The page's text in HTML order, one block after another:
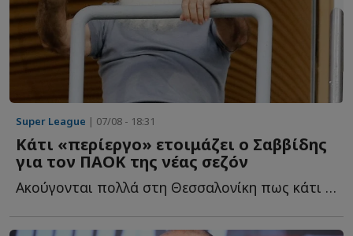
Super League | 07/08 - 18:31
Κάτι «περίεργο» ετοιμάζει ο Σαββίδης
για τον ΠΑΟΚ της νέας σεζόν
Ακούγονται πολλά στη Θεσσαλονίκη πως κάτι «περίεργο» ε...